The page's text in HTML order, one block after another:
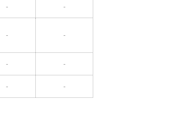
- -
- -
- -
- -